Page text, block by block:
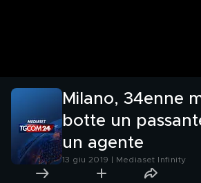
Milano, 34enne
botte un
un agente
13 giu 2019 | Mediaset Infinity